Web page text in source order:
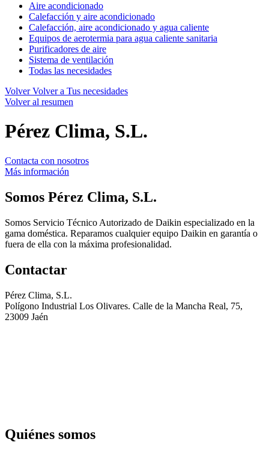
Aire acondicionado
Calefacción y aire acondicionado
Calefacción, aire acondicionado y agua caliente
Equipos de aerotermia para agua caliente sanitaria
Purificadores de aire
Sistema de ventilación
Todas las necesidades
Volver Volver a Tus necesidades
Volver al resumen
Pérez Clima, S.L.
Contacta con nosotros
Más información
Somos Pérez Clima, S.L.
Somos Servicio Técnico Autorizado de Daikin especializado en la
gama doméstica. Reparamos cualquier equipo Daikin en garantía o
fuera de ella con la máxima profesionalidad.
Contactar
Pérez Clima, S.L.
Polígono Industrial Los Olivares. Calle de la Mancha Real, 75,
23009 Jaén
Quiénes somos